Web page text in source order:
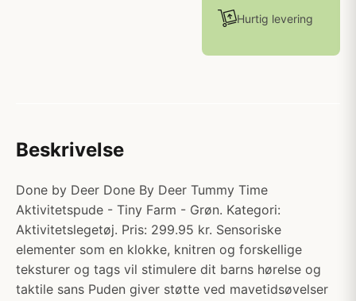
Hurtig levering
Beskrivelse
Done by Deer Done By Deer Tummy Time
Aktivitetspude - Tiny Farm - Grøn. Kategori:
Aktivitetslegetøj. Pris: 299.95 kr. Sensoriske
elementer som en klokke, knitren og forskellige
teksturer og tags vil stimulere dit barns hørelse og
taktile sans Puden giver støtte ved mavetidsøvelser